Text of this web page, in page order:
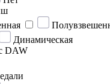
Динамическая
DAW